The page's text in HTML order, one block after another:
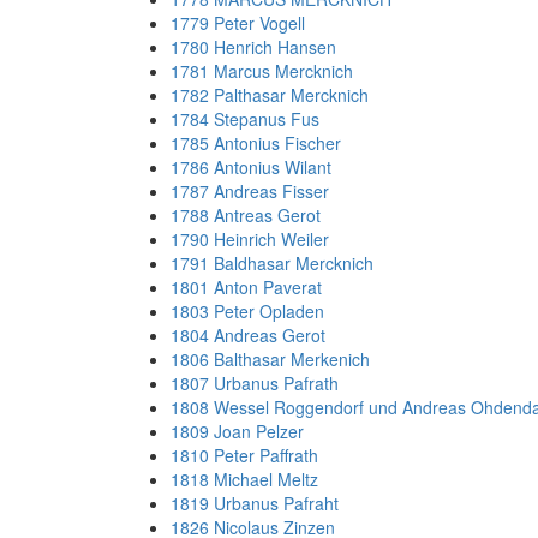
1779 Peter Vogell
1780 Henrich Hansen
1781 Marcus Mercknich
1782 Palthasar Mercknich
1784 Stepanus Fus
1785 Antonius Fischer
1786 Antonius Wilant
1787 Andreas Fisser
1788 Antreas Gerot
1790 Heinrich Weiler
1791 Baldhasar Mercknich
1801 Anton Paverat
1803 Peter Opladen
1804 Andreas Gerot
1806 Balthasar Merkenich
1807 Urbanus Pafrath
1808 Wessel Roggendorf und Andreas
1809 Joan Pelzer
1810 Peter Paffrath
1818 Michael Meltz
1819 Urbanus Pafraht
1826 Nicolaus Zinzen